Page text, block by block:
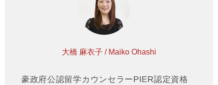
大橋 麻衣子 / Maiko Ohashi
豪政府公認留学カウンセラーPIER認定資格